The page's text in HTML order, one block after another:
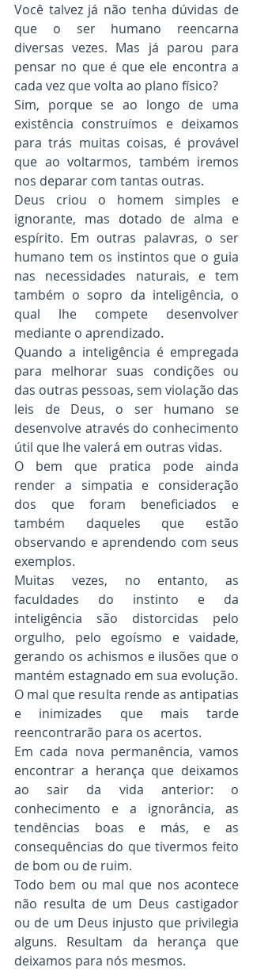
Você talvez já não tenha dúvidas de
que o ser humano reencarna
diversas vezes. Mas já parou para
pensar no que é que ele encontra a
cada vez que volta ao plano físico?
Sim, porque se ao longo de uma
existência construímos e deixamos
para trás muitas coisas, é provável
que ao voltarmos, também iremos
nos deparar com tantas outras.
Deus criou o homem simples e
ignorante, mas dotado de alma e
espírito. Em outras palavras, o ser
humano tem os instintos que o guia
nas necessidades naturais, e tem
também o sopro da inteligência, o
qual lhe compete desenvolver
mediante o aprendizado.
Quando a inteligência é empregada
para melhorar suas condições ou
das outras pessoas, sem violação das
leis de Deus, o ser humano se
desenvolve através do conhecimento
útil que lhe valerá em outras vidas.
O bem que pratica pode ainda
render a simpatia e consideração
dos que foram beneficiados e
também daqueles que estão
observando e aprendendo com seus
exemplos.
Muitas vezes, no entanto, as
faculdades do instinto e da
inteligência são distorcidas pelo
orgulho, pelo egoísmo e vaidade,
gerando os achismos e ilusões que o
mantém estagnado em sua evolução.
O mal que resulta rende as antipatias
e inimizades que mais tarde
reencontrarão para os acertos.
Em cada nova permanência, vamos
encontrar a herança que deixamos
ao sair da vida anterior: o
conhecimento e a ignorância, as
tendências boas e más, e as
consequências do que tivermos feito
de bom ou de ruim.
Todo bem ou mal que nos acontece
não resulta de um Deus castigador
ou de um Deus injusto que privilegia
alguns. Resultam da herança que
deixamos para nós mesmos.